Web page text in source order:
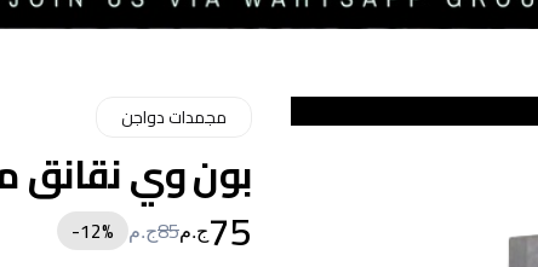
مجمدات دواجن
بون وي نقانق
75ج.م85ج.م 12%-